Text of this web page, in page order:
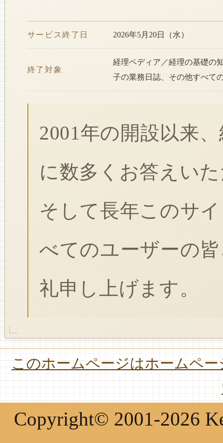
サービス終了日 2026年5月20日（水）
終了対象
経理ペディア／経理の基礎の
子の業務日誌、その他すべて
2001年の開設以来
に数多くお答えい
そして長年このサ
べてのユーザーの
礼申し上げます。
このホームページはホームペ
Copyright© 2001-2026